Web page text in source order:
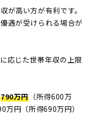
が高い方が有利です。
遇が受けられる場合が
応じた世帯年収の上限
790万円 （所得600万
万円（所得690万円）